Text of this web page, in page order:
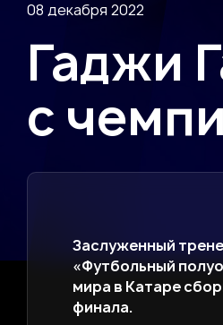
08 декабря 2022
Гаджи
с
Заслуженный
«Футбольный
мира в Катаре
финала.